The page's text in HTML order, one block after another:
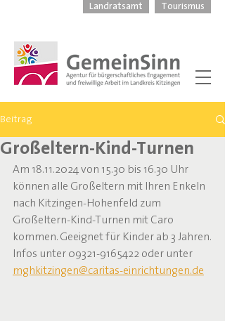
Landratsamt Tourismus
Beitrag
Großeltern-Kind-Turnen
Am 18.11.2024 von 15.30 bis 16.30 Uhr
können alle Großeltern mit Ihren Enkeln
nach Kitzingen-Hohenfeld zum
Großeltern-Kind-Turnen mit Caro
kommen. Geeignet für Kinder ab 3 Jahren.
Infos unter 09321-9165422 oder unter
mghkitzingen@caritas-einrichtungen.de